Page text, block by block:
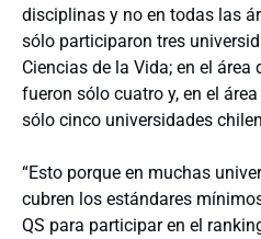
disciplinas y no en todas las
sólo participaron tres
Ciencias de la Vida; en el área
fueron sólo cuatro y, en el
sólo cinco universidades
“Esto porque en muchas
cubren los estándares
QS para participar en el